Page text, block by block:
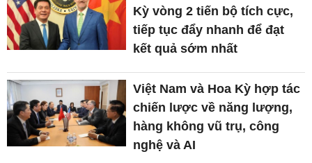
Kỳ vòng 2 tiến bộ tích cực,
tiếp tục đẩy nhanh để đạt
kết quả sớm nhất
Việt Nam và Hoa Kỳ hợp tác
chiến lược về năng lượng,
hàng không vũ trụ, công
nghệ và AI